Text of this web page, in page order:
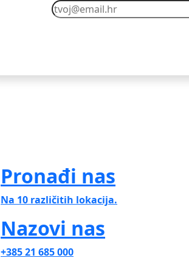
Pronađi nas
Na 10 različitih lokacija.
Nazovi nas
+385 21 685 000